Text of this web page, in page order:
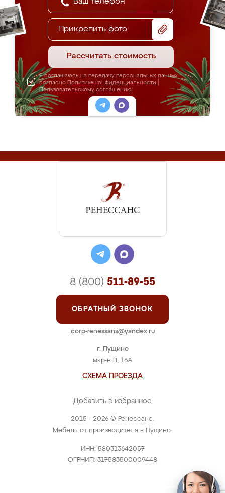
Прикрепить фото
Рассчитать стоимость
Я соглашаюсь на передачу персональных данных
согласно Политике конфиденциальности
Пользовательскому соглашению
2015 - 2026 © Ренессанс.
Мебель от производителя в Пущино.
ИНН: 580313642057
ОГРНИП: 317583500009448
г. Пущино
мкр-н В, 16А
СХЕМА ПРОЕЗДА
Добавить в избранное
8 (800) 511-89-55
ОБРАТНЫЙ ЗВОНОК
corp-renessans@yandex.ru